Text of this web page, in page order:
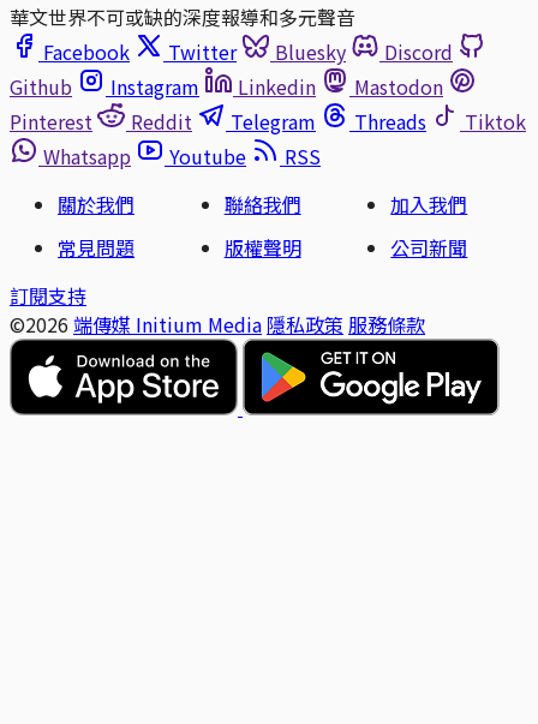
華文世界不可或缺的深度報導和多元聲音
Facebook
Twitter Bluesky
Discord
Github
Instagram Linkedin
Mastodon
Pinterest
Reddit Telegram Threads
Tiktok
Whatsapp
Youtube
RSS
關於我們
聯絡我們
加入我們
常見問題
版權聲明
公司新聞
訂閱支持
©2026 端傳媒 Initium Media 隱私政策 服務條款